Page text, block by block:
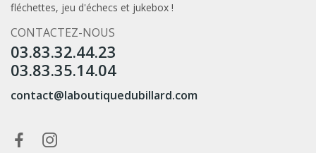
fléchettes, jeu d'échecs et jukebox !
CONTACTEZ-NOUS
03.83.32.44.23
03.83.35.14.04
contact@laboutiquedubillard.com